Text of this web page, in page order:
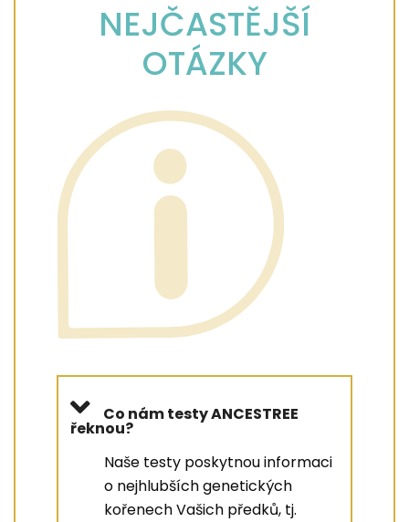
NEJČASTĚJŠÍ
OTÁZKY
Co nám testy ANCESTREE
řeknou?
Naše testy poskytnou informaci
o nejhlubších genetických
kořenech Vašich předků, tj.